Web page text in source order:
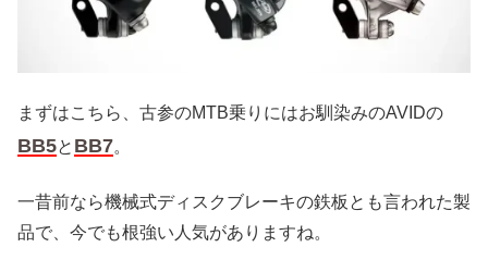
まずはこちら、古参のMTB乗りにはお馴染みのAVIDの
BB5と BB7。
一昔前なら機械式ディスクブレーキの鉄板とも言われた製
品で、今でも根強い人気がありますね。